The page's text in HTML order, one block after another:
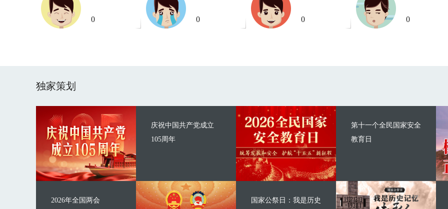
0 0 0 0
独家策划
庆祝中国共产党成立
105周年
2026年全国两会
第十一个全民国家安全
教育日
国家公祭日：我是历史